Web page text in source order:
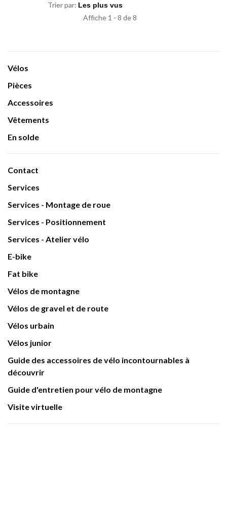
Trier par:
Affiche 1 - 8 de 8
Vélos
Pièces
Accessoires
Vêtements
En solde
Contact
Services
Services - Montage de roue
Services - Positionnement
Services - Atelier vélo
E-bike
Fat bike
Vélos de montagne
Vélos de gravel et de route
Vélos urbain
Vélos junior
Guide des accessoires de vélo incontournables à
découvrir
Guide d'entretien pour vélo de montagne
Visite virtuelle